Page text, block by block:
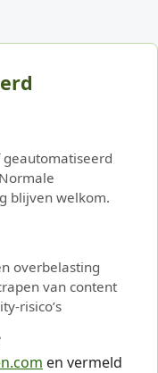
blijven welkom.
overbelasting
van content
risico’s
en vermeld